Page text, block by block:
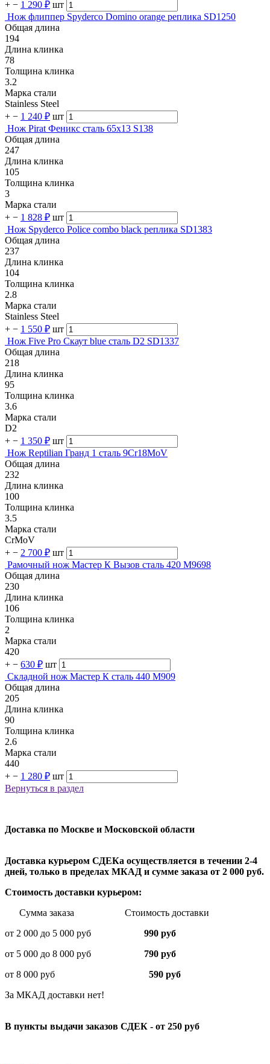
+ − 1 290 ₽ шт
Нож флиппер Spyderco Domino orange реплика SD1250
Общая длина
194
Длина клинка
78
Толщина клинка
3.2
Марка стали
Stainless Steel
+ − 1 240 ₽ шт
Нож Pirat Феникс сталь 65х13 S138
Общая длина
247
Длина клинка
105
Толщина клинка
3
Марка стали
+ − 1 828 ₽ шт
Нож Spyderco Police combo black реплика SD1383
Общая длина
237
Длина клинка
104
Толщина клинка
2.8
Марка стали
Stainless Steel
+ − 1 550 ₽ шт
Нож Five Pro Скаут blue сталь D2 SD1337
Общая длина
218
Длина клинка
95
Толщина клинка
3.6
Марка стали
D2
+ − 1 350 ₽ шт
Нож Reptilian Гранд 1 сталь 9Cr18MoV
Общая длина
232
Длина клинка
100
Толщина клинка
3.5
Марка стали
CrMoV
+ − 2 700 ₽ шт
Рамочный нож Мастер К Вызов сталь 420 M9698
Общая длина
230
Длина клинка
106
Толщина клинка
2
Марка стали
420
+ − 630 ₽ шт
Складной нож Мастер К сталь 440 M909
Общая длина
205
Длина клинка
90
Толщина клинка
2.6
Марка стали
440
+ − 1 280 ₽ шт
Вернуться в раздел
Доставка по Москве и Московской области
Доставка курьером СДЕКа осуществляется в течении 2-4
дней, только в пределах МКАД и сумме заказа от 2 000 руб.
Стоимость доставки курьером:
Сумма заказа Стоимость доставки
от 2 000 до 5 000 руб
990 руб
от 5 000 до 8 000 руб 790 руб
от 8 000 руб 590 руб
За МКАД доставки нет!
В пункты выдачи заказов СДЕК - от 250 руб